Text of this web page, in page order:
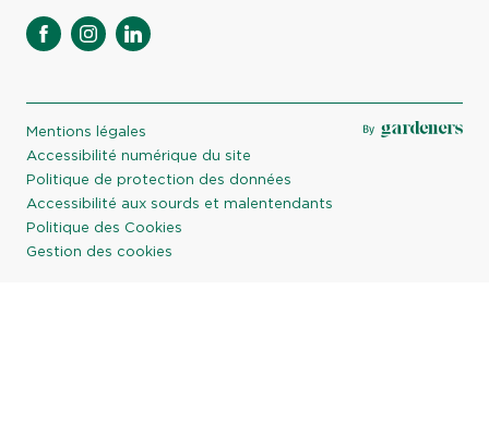
facebookinstagramlinkedin
Mentions légales
Accessibilité numérique du site
Politique de protection des données
Accessibilité aux sourds et malentendants
Politique des Cookies
Gestion des cookies